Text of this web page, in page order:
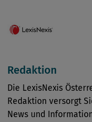
Redaktion
Die LexisNexis
Redaktion versorgt
News und